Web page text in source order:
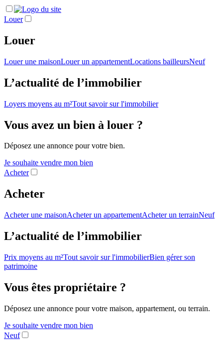
Louer
Louer
Louer une maisonLouer un appartementLocations bailleursNeuf
L’actualité de l’immobilier
Loyers moyens au m²Tout savoir sur l'immobilier
Vous avez un bien à louer ?
Déposez une annonce pour votre bien.
Je souhaite vendre mon bien
Acheter
Acheter
Acheter une maisonAcheter un appartementAcheter un terrainNeuf
L’actualité de l’immobilier
Prix moyens au m²Tout savoir sur l'immobilierBien gérer son
patrimoine
Vous êtes propriétaire ?
Déposez une annonce pour votre maison, appartement, ou terrain.
Je souhaite vendre mon bien
Neuf